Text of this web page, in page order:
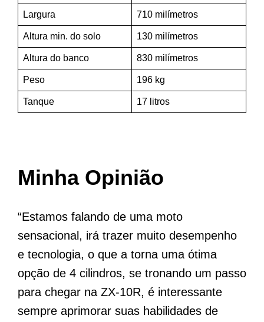
Largura 710 milímetros
Altura min. do solo 130 milímetros
Altura do banco 830 milímetros
Peso 196 kg
Tanque 17 litros
Minha Opinião
“Estamos falando de uma moto
sensacional, irá trazer muito desempenho
e tecnologia, o que a torna uma ótima
opção de 4 cilindros, se tronando um passo
para chegar na ZX-10R, é interessante
sempre aprimorar suas habilidades de